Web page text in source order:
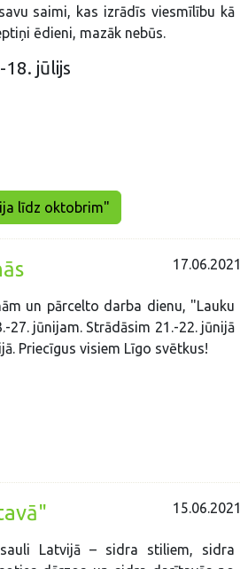
saimi, kas izrādīs viesmīlību kā
ēdieni, mazāk nebūs.
jūlijs
līdz oktobrim"
17.06.2021
un pārcelto darba dienu, "Lauku
jūnijam. Strādāsim 21.-22. jūnijā
Priecīgus visiem Līgo svētkus!
15.06.2021
Latvijā – sidra stiliem, sidra